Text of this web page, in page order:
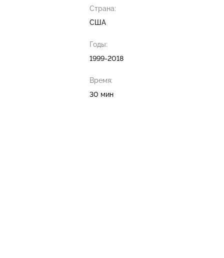
Страна:
США
Годы:
1999-2018
Время:
30 мин